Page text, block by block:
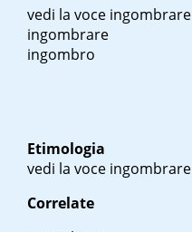
vedi la voce ingombrare
ingombrare
ingombro
Etimologia
vedi la voce ingombrare
Correlate